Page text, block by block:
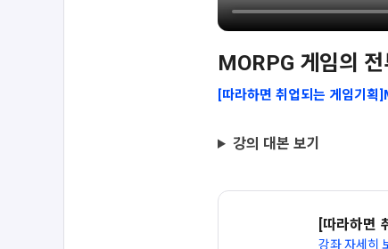
MORPG 게임의 전
[따라하면 취업되는 게임기획
강의 대본 보기
[따라하면
강좌 자세히